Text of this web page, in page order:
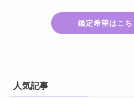
鑑定希望はこち
人気記事